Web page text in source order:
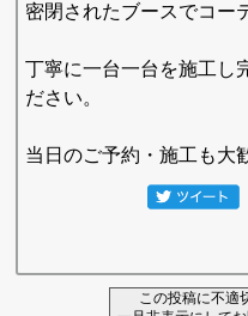
密閉されたブースでコー
丁寧に一台一台を施工し
ださい。
当日のご予約・施工も大
この投稿に不適